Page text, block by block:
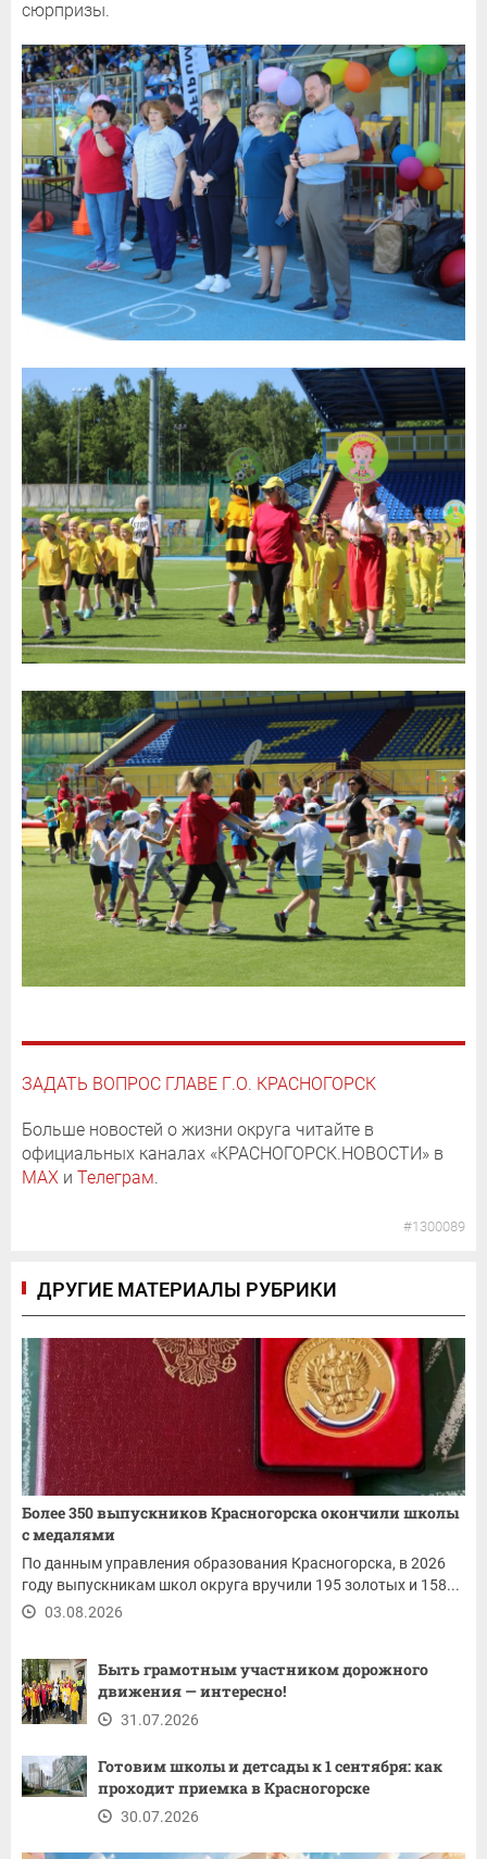
сюрпризы.
ЗАДАТЬ ВОПРОС ГЛАВЕ Г.О. КРАСНОГОРСК
Больше новостей о жизни округа читайте в
официальных каналах «КРАСНОГОРСК.НОВОСТИ» в
MAX и Телеграм.
#1300089
ДРУГИЕ МАТЕРИАЛЫ РУБРИКИ
Более 350 выпускников Красногорска окончили школы
с медалями
По данным управления образования Красногорска, в 2026
году выпускникам школ округа вручили 195 золотых и 158...
03.08.2026
Быть грамотным участником дорожного
движения — интересно!
31.07.2026
Готовим школы и детсады к 1 сентября: как
проходит приемка в Красногорске
30.07.2026